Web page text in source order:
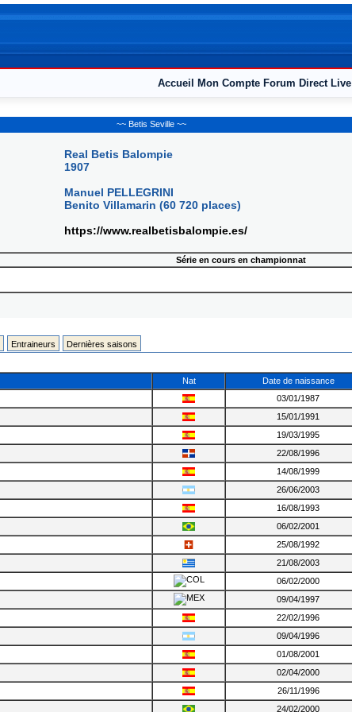
Accueil Mon Compte Forum Direct Live
~~ Betis Seville ~~
Real Betis Balompie
1907
Manuel PELLEGRINI
Benito Villamarin (60 720 places)
https://www.realbetisbalompie.es/
Série en cours en championnat
Entraineurs Dernières saisons
Nat Date de naissance
03/01/1987
15/01/1991
19/03/1995
22/08/1996
14/08/1999
26/06/2003
16/08/1993
06/02/2001
25/08/1992
21/08/2003
06/02/2000
09/04/1997
22/02/1996
09/04/1996
01/08/2001
02/04/2000
26/11/1996
24/02/2000